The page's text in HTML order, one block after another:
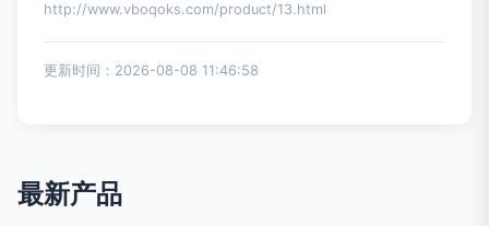
http://www.vboqoks.com/product/13.html
更新时间：2026-08-08 11:46:58
最新产品